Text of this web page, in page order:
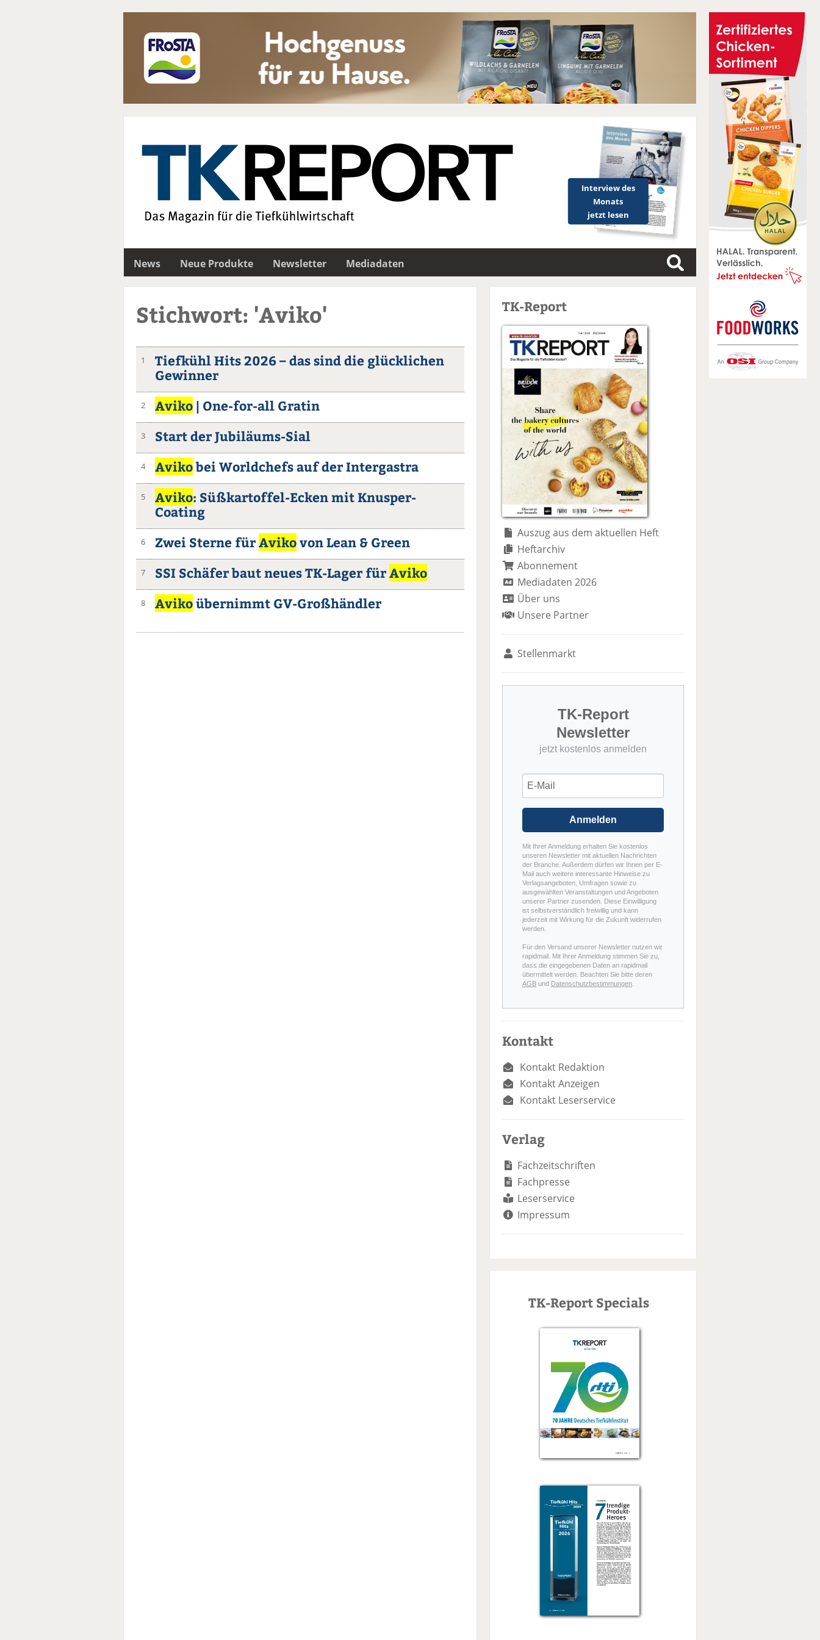
Interview des
Monats
jetzt lesen
News Neue Produkte Newsletter
Mediadaten
S
u
Stichwort: 'Aviko'
1
Tiefkühl Hits 2026 – das sind die glücklichen
Gewinner
2 Aviko | One-for-all Gratin
3 Start der Jubiläums-Sial
4 Avikobei Worldchefs auf der Intergastra
5 Aviko: Süßkartoffel-Ecken mit Knusper-
Coating
6 Zwei Sterne fürAvikovon Lean & Green
7 SSI Schäfer baut neues TK-Lager fürAviko
8 Avikoübernimmt GV-Großhändler
TK-Report
Auszug aus dem aktuellen Heft
Heftarchiv
Abonnement
Mediadaten 2026
Über uns
Unsere Partner
Stellenmarkt
TK-Report
Newsletter
jetzt kostenlos anmelden
Anmelden
Mit Ihrer Anmeldung erhalten Sie kostenlos
unseren Newsletter mit aktuellen Nachrichten
der Branche. Außerdem dürfen wir Ihnen per E-
Mail auch weitere interessante Hinweise zu
Verlagsangeboten, Umfragen sowie zu
ausgewählten Veranstaltungen und Angeboten
unserer Partner zusenden. Diese Einwilligung
ist selbstverständlich freiwillig und kann
jederzeit mit Wirkung für die Zukunft widerrufen
werden.
Für den Versand unserer Newsletter nutzen wir
rapidmail. Mit Ihrer Anmeldung stimmen Sie zu,
dass die eingegebenen Daten an rapidmail
übermittelt werden. Beachten Sie bitte deren
AGB und Datenschutzbestimmungen
Kontakt
Kontakt Redaktion
Kontakt Anzeigen
Kontakt Leserservice
Verlag
Fachzeitschriften
Fachpresse
Leserservice
Impressum
TK-Report Specials